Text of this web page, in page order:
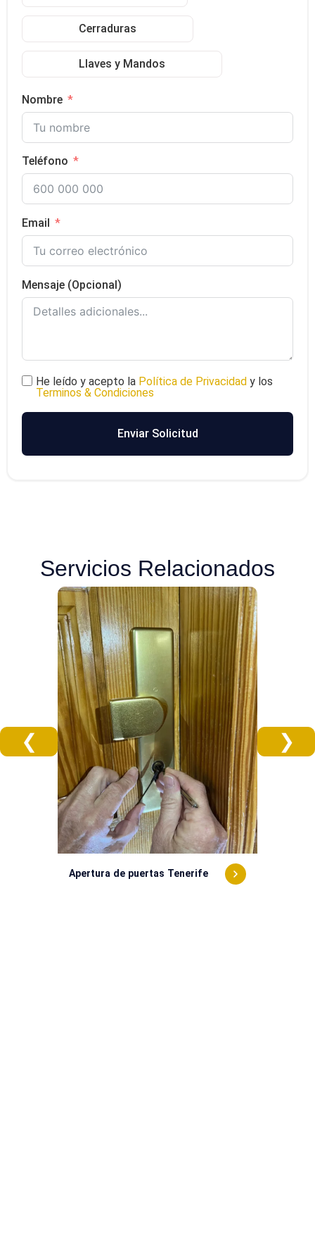
Cerraduras
Llaves y Mandos
Nombre
Teléfono
Email
Mensaje (Opcional)
He leído y acepto la Política de Privacidad y los
Terminos & Condiciones
Enviar Solicitud
Servicios Relacionados
❮
Apertura de puertas Tenerife
❯